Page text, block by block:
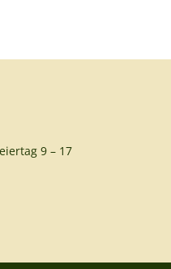
9 – 17